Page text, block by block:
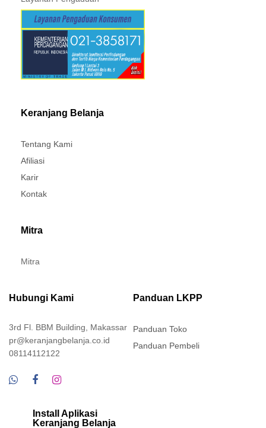
Keranjang Belanja
Tentang Kami
Afiliasi
Karir
Kontak
Mitra
Mitra
Hubungi Kami
3rd Fl. BBM Building, Makassar
pr@keranjangbelanja.co.id
08114112122
Panduan LKPP
Panduan Toko
Panduan Pembeli
Install Aplikasi
Keranjang Belanja